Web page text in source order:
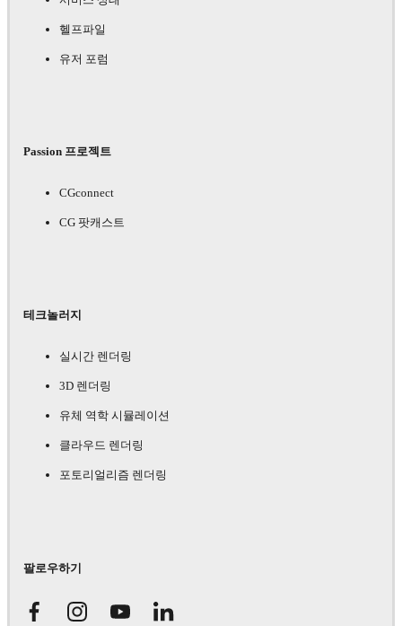
헬프파일
유저 포럼
Passion 프로젝트
CGconnect
CG 팟캐스트
테크놀러지
실시간 렌더링
3D 렌더링
유체 역학 시뮬레이션
클라우드 렌더링
포토리얼리즘 렌더링
팔로우하기